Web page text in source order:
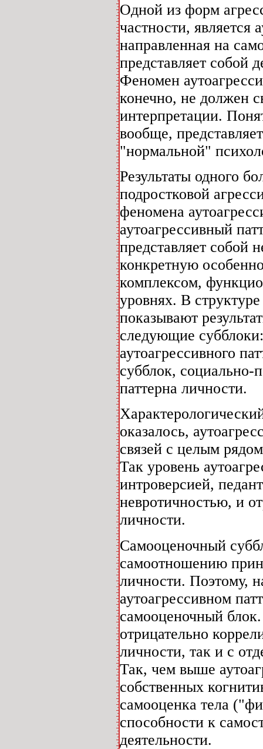
Одной из форм
частности, является
направленная на
представляет собой
Феномен
конечно, не должен
интерпретации.
вообще,
"нормальной"
Результаты одного
подростковой
феномена
аутоагрессивный
представляет собой
конкретную
комплексом,
уровнях. В
показывают
следующие
аутоагрессивного
субблок, социально-
паттерна личности.
оказалось,
связей с целым
Так уровень
интроверсией,
невротичностью, и
личности.
Самооценочный
самоотношению
личности. Поэтому,
аутоагрессивном
самооценочный
отрицательно
личности, так и с
Так, чем выше
собственных
самооценка тела
способности к
деятельности.